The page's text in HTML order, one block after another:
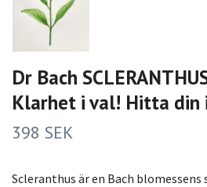
Dr Bach
Klarhet i val! Hitta din
398 SEK
Scleranthus är en Bach